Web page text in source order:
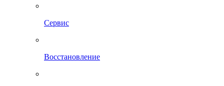
Сервис
Восстановление